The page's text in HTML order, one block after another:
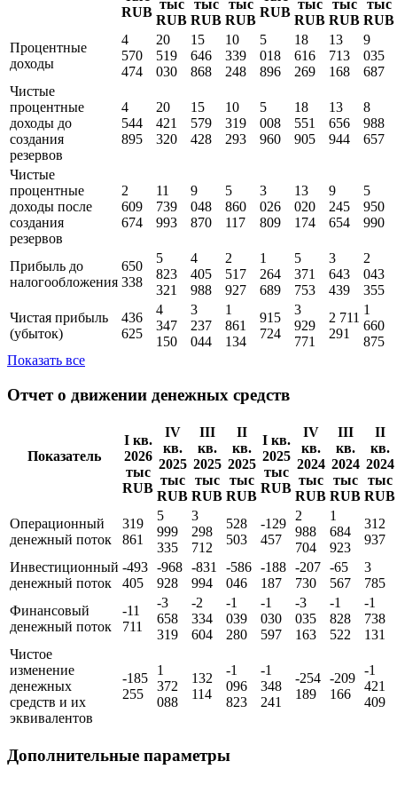
2026
тыс
RUB
IV
кв.
2025
тыс
RUB
III
кв.
2025
тыс
RUB
II
кв.
2025
тыс
RUB
2025
тыс
RUB
IV
кв.
2024
тыс
RUB
III
кв.
2024
тыс
RUB
II
кв.
2024
тыс
RUB
Процентные
доходы
4
570
474
20
519
030
15
646
868
10
339
248
5
018
896
18
616
269
13
713
168
9
035
687
Чистые
процентные
доходы до
создания
резервов
544
895
421
320
579
428
319
293
008
960
551
905
656
944
988
657
Чистые
доходы поcле
создания
609
674
11
739
993
9
048
870
5
860
117
3
026
809
13
020
174
9
245
654
5
950
990
Прибыль до
налогообложения
650
338
5
823
321
4
405
988
2
517
927
1
264
5
371
753
3
643
2
043
355
(убыток)
625
150
044
134
724
Отчет о движении денежных средств
Показатель
2026
тыс
RUB
IV
кв.
2025
тыс
RUB
III
кв.
2025
тыс
RUB
II
2025
тыс
2025
тыс
RUB
IV
кв.
2024
тыс
RUB
III
2024
тыс
RUB
II
2024
тыс
Операционный
319
5
999
335
3
298
712
528
503
-129
457
2
988
704
1
684
923
312
937
Инвестиционный
-493
-968
928
-831
994
-586
046
-188
187
-207
730
-65
567
3
785
Финансовый
денежный поток
-11
711
-3
658
319
334
604
-1
039
280
-1
030
597
035
163
828
522
-1
738
131
Чистое
денежных
средств и их
255
088
114
823